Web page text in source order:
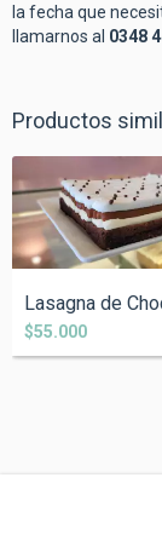
la fecha que
llamarnos al 0348
Productos
Lasagna de
$55.000